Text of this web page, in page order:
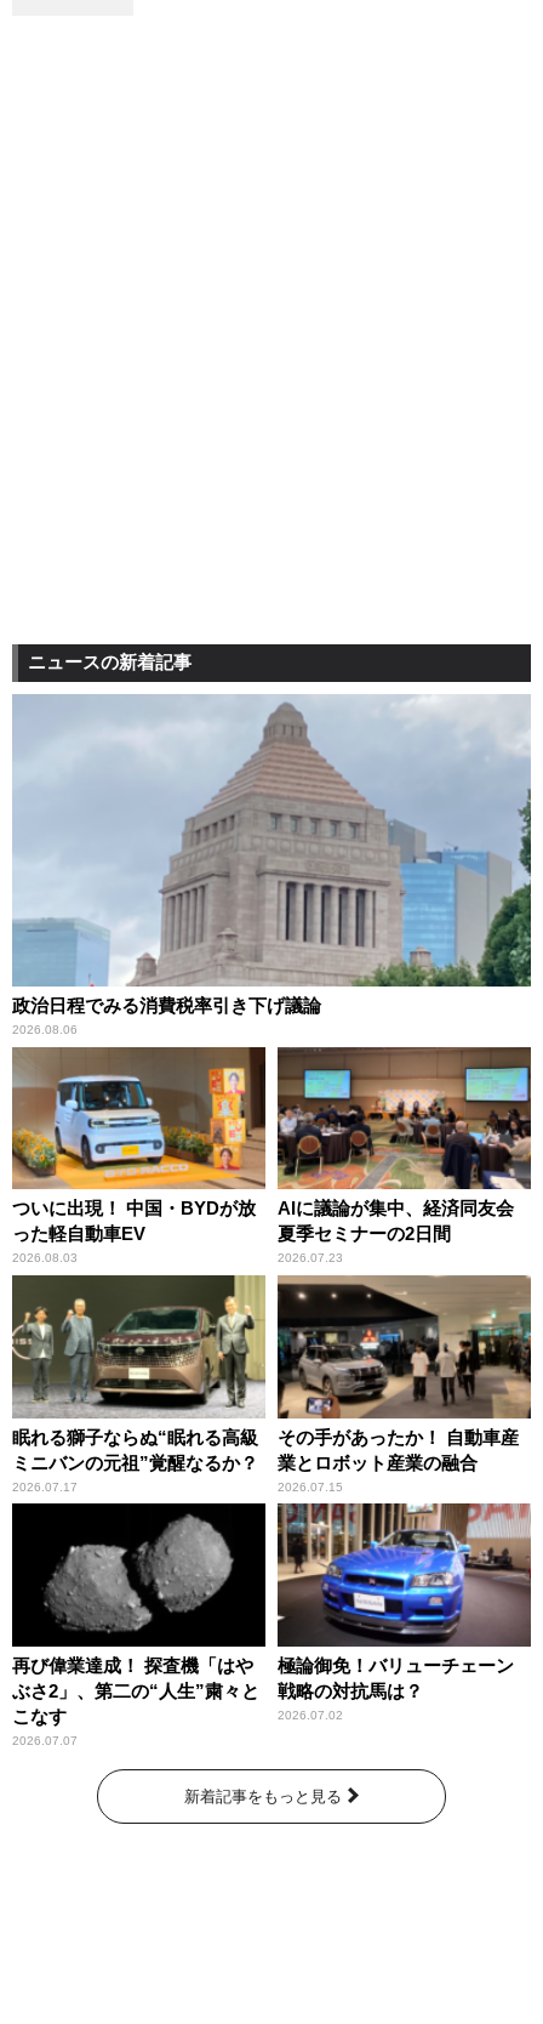
ニュースの新着記事
政治日程でみる消費税率引き下げ議論
2026.08.06
ついに出現！ 中国・BYDが放
った軽自動車EV
2026.08.03
AIに議論が集中、経済同友会
夏季セミナーの2日間
2026.07.23
眠れる獅子ならぬ“眠れる高級
ミニバンの元祖”覚醒なるか？
2026.07.17
その手があったか！ 自動車産
業とロボット産業の融合
2026.07.15
再び偉業達成！ 探査機「はや
ぶさ2」、第二の“人生”粛々と
こなす
2026.07.07
極論御免！バリューチェーン
戦略の対抗馬は？
2026.07.02
新着記事をもっと見る